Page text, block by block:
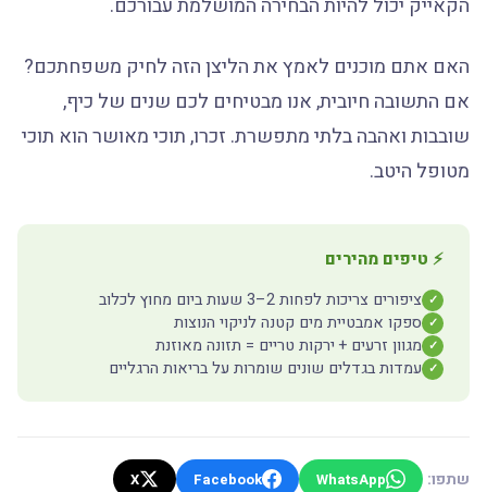
הקאייק יכול להיות הבחירה המושלמת עבורכם.
האם אתם מוכנים לאמץ את הליצן הזה לחיק משפחתכם?
אם התשובה חיובית, אנו מבטיחים לכם שנים של כיף,
שובבות ואהבה בלתי מתפשרת. זכרו, תוכי מאושר הוא תוכי
מטופל היטב.
⚡ טיפים מהירים
✓ ציפורים צריכות לפחות 2–3 שעות ביום מחוץ לכלוב
✓ ספקו אמבטיית מים קטנה לניקוי הנוצות
✓ מגוון זרעים + ירקות טריים = תזונה מאוזנת
✓ עמדות בגדלים שונים שומרות על בריאות הרגליים
שתפו: WhatsApp
Facebook
X